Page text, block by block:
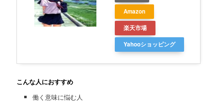
Amazon
楽天市場
Yahooショッピング
こんな人におすすめ
働く意味に悩む人